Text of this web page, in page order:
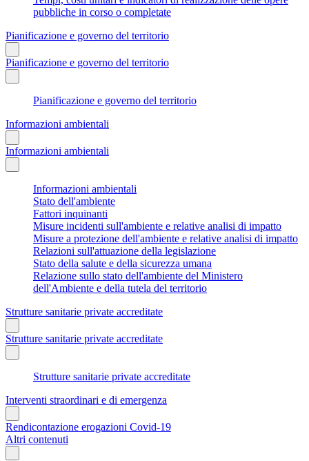
pubbliche in corso o completate
Pianificazione e governo del territorio
Pianificazione e governo del territorio
Pianificazione e governo del territorio
Informazioni ambientali
Informazioni ambientali
Informazioni ambientali
Stato dell'ambiente
Fattori inquinanti
Misure incidenti sull'ambiente e relative analisi di impatto
Misure a protezione dell'ambiente e relative analisi di impatto
Relazioni sull'attuazione della legislazione
Stato della salute e della sicurezza umana
Relazione sullo stato dell'ambiente del Ministero
dell'Ambiente e della tutela del territorio
Strutture sanitarie private accreditate
Strutture sanitarie private accreditate
Strutture sanitarie private accreditate
Interventi straordinari e di emergenza
Rendicontazione erogazioni Covid-19
Altri contenuti